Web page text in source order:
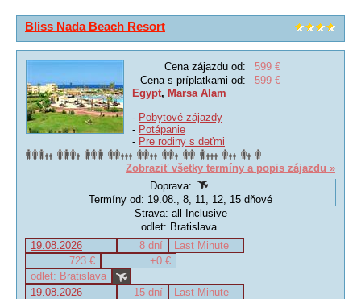
Bliss Nada Beach Resort
Cena zájazdu od:
599 €
Cena s príplatkami od:
599 €
Egypt, Marsa Alam
- Pobytové zájazdy
- Potápanie
- Pre rodiny s deťmi
Zobraziť všetky termíny a popis zájazdu »
Doprava:
Termíny od: 19.08., 8, 11, 12, 15 dňové
Strava: all Inclusive
odlet: Bratislava
19.08.2026
8 dní
Last Minute
723 €
+0 €
odlet: Bratislava
19.08.2026
15 dní
Last Minute